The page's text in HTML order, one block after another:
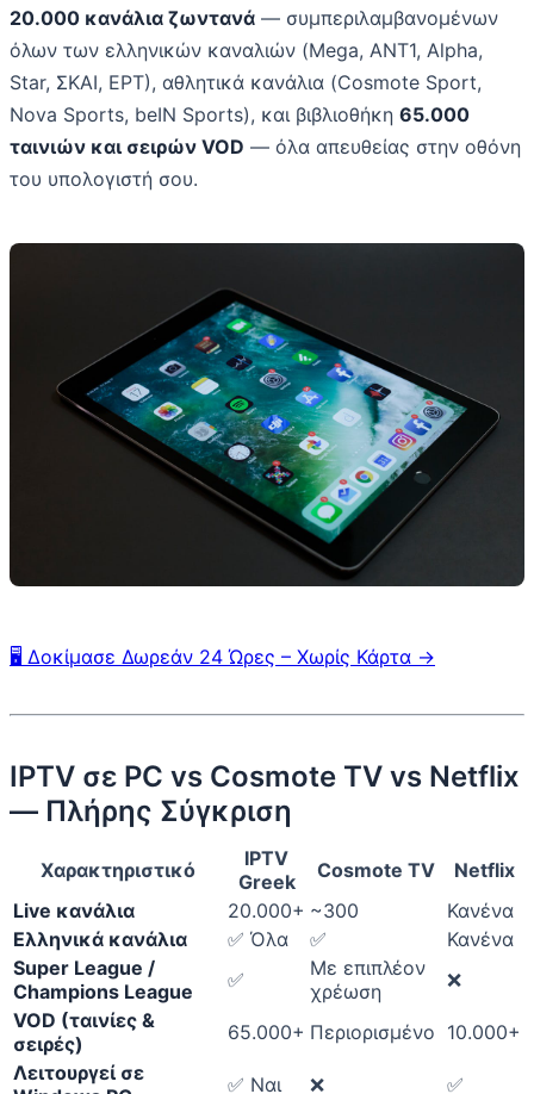
20.000 κανάλια ζωντανά — συμπεριλαμβανομένων
όλων των ελληνικών καναλιών (Mega, ANT1, Alpha,
Star, ΣΚΑΙ, ΕΡΤ), αθλητικά κανάλια (Cosmote Sport,
Nova Sports, beIN Sports), και βιβλιοθήκη 65.000
ταινιών και σειρών VOD — όλα απευθείας στην οθόνη
του υπολογιστή σου.
🖥️ Δοκίμασε Δωρεάν 24 Ώρες – Χωρίς Κάρτα →
IPTV σε PC vs Cosmote TV vs Netflix
— Πλήρης Σύγκριση
Χαρακτηριστικό
IPTV
Greek
Cosmote TV
Netflix
Live κανάλια
20.000+ ~300
Κανένα
Ελληνικά κανάλια
✅ Όλα ✅
Κανένα
Super League /
Champions League
✅
Με επιπλέον
χρέωση
❌
VOD (ταινίες &
σειρές)
65.000+ Περιορισμένο 10.000+
Λειτουργεί σε
✅ Ναι ❌
✅